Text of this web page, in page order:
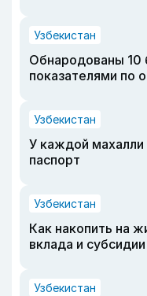
Узбекистан
Обнародованы 10
показателями по
Узбекистан
У каждой махалли
паспорт
Узбекистан
Как накопить на
вклада и субсидии
Узбекистан